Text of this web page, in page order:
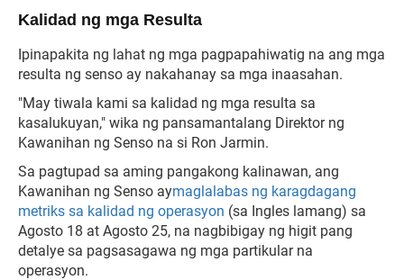
Kalidad ng mga Resulta
Ipinapakita ng lahat ng mga pagpapahiwatig na ang mga
resulta ng senso ay nakahanay sa mga inaasahan.
"May tiwala kami sa kalidad ng mga resulta sa
kasalukuyan," wika ng pansamantalang Direktor ng
Kawanihan ng Senso na si Ron Jarmin.
Sa pagtupad sa aming pangakong kalinawan, ang
Kawanihan ng Senso aymaglalabas ng karagdagang
metriks sa kalidad ng operasyon (sa Ingles lamang) sa
Agosto 18 at Agosto 25, na nagbibigay ng higit pang
detalye sa pagsasagawa ng mga partikular na
operasyon.